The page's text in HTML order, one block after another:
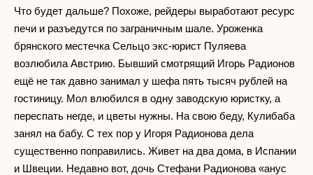
Что будет дальше? Похоже, рейдеры выработают ресурс
печи и разъедутся по заграничным шале. Уроженка
брянского местечка Сельцо экс-юрист Пуляева
возлюбила Австрию. Бывший смотрящий Игорь Радионов
ещё не так давно занимал у шефа пять тысяч рублей на
гостиницу. Мол влюбился в одну заводскую юристку, а
переспать негде, и цветы нужны. На свою беду, Кулибаба
занял на бабу. С тех пор у Игоря Радионова дела
существенно поправились. Живет на два дома, в Испании
и Швеции. Недавно вот, дочь Стефани Радионова «анус